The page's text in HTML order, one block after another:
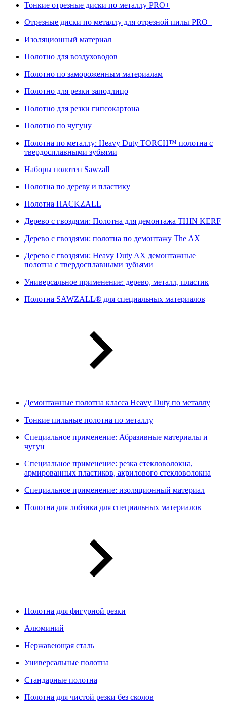
Тонкие отрезные диски по металлу PRO+
Отрезные диски по металлу для отрезной пилы PRO+
Изоляционный материал
Полотно для воздуховодов
Полотно по замороженным материалам
Полотно для резки заподлицо
Полотно для резки гипсокартона
Полотно по чугуну
Полотна по металлу: Heavy Duty TORCH™ полотна с
твердосплавными зубьями
Наборы полотен Sawzall
Полотна по дереву и пластику
Полотна HACKZALL
Дерево с гвоздями: Полотна для демонтажа THIN KERF
Дерево с гвоздями: полотна по демонтажу The AX
Дерево с гвоздями: Heavy Duty AX демонтажные
полотна с твердосплавными зубьями
Универсальное применение: дерево, металл, пластик
Полотна SAWZALL® для специальных материалов
Демонтажные полотна класса Heavy Duty по металлу
Тонкие пильные полотна по металлу
Специальное применение: Абразивные материалы и
чугун
Специальное применение: резка стекловолокна,
армированных пластиков, акрилового стекловолокна
Специальное применение: изоляционный материал
Полотна для лобзика для специальных материалов
Полотна для фигурной резки
Алюминий
Нержавеющая сталь
Универсальные полотна
Стандарные полотна
Полотна для чистой резки без сколов